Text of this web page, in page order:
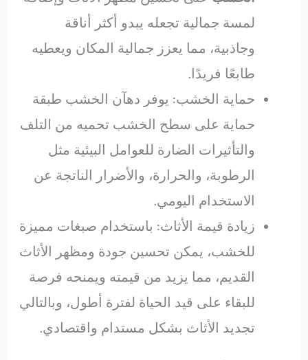
لمسة جمالية تجعله يبدو أكثر أناقة
وجاذبية، مما يعزز جمالية المكان ويعطيه
طابعًا فريدًا.
حماية الخشب: يوفر دهآن الخشب طبقة
حماية على سطح الخشب تحميه من التلف
والتأثيرات الضارة للعوامل البيئية مثل
الرطوبة، والحرارة، والأضرار الناتجة عن
الاستخدام اليومي.
زيادة قيمة الأثاث: باستخدام صبغات مميزة
للخشب، يمكن تحسين جودة ومظهر الأثاث
القديم، مما يزيد من قيمته ويمنحه فرصة
للبقاء على قيد الحياة لفترة أطول، وبالتالي
تجديد الأثاث بشكل مستدام واقتصادي.